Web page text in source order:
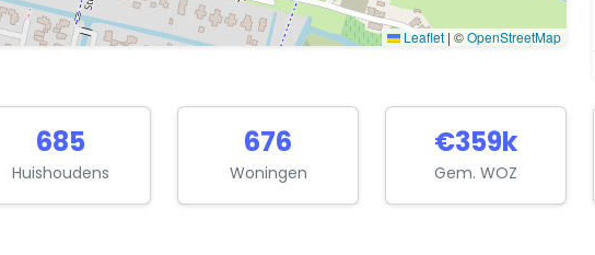
Leaflet | ©OpenStreetMap
685
Huishoudens
676
Woningen
€359k
Gem. WOZ